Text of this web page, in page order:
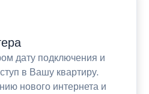
дату подключения и
в Вашу квартиру.
нового интернета и